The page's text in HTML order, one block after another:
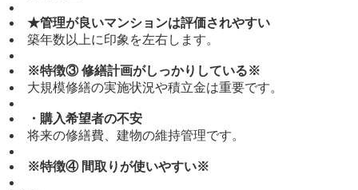
★管理が良いマンションは評価されやすい
築年数以上に印象を左右します。
※特徴③ 修繕計画がしっかりしている※
大規模修繕の実施状況や積立金は重要です。
・購入希望者の不安
将来の修繕費、建物の維持管理です。
※特徴④ 間取りが使いやすい※